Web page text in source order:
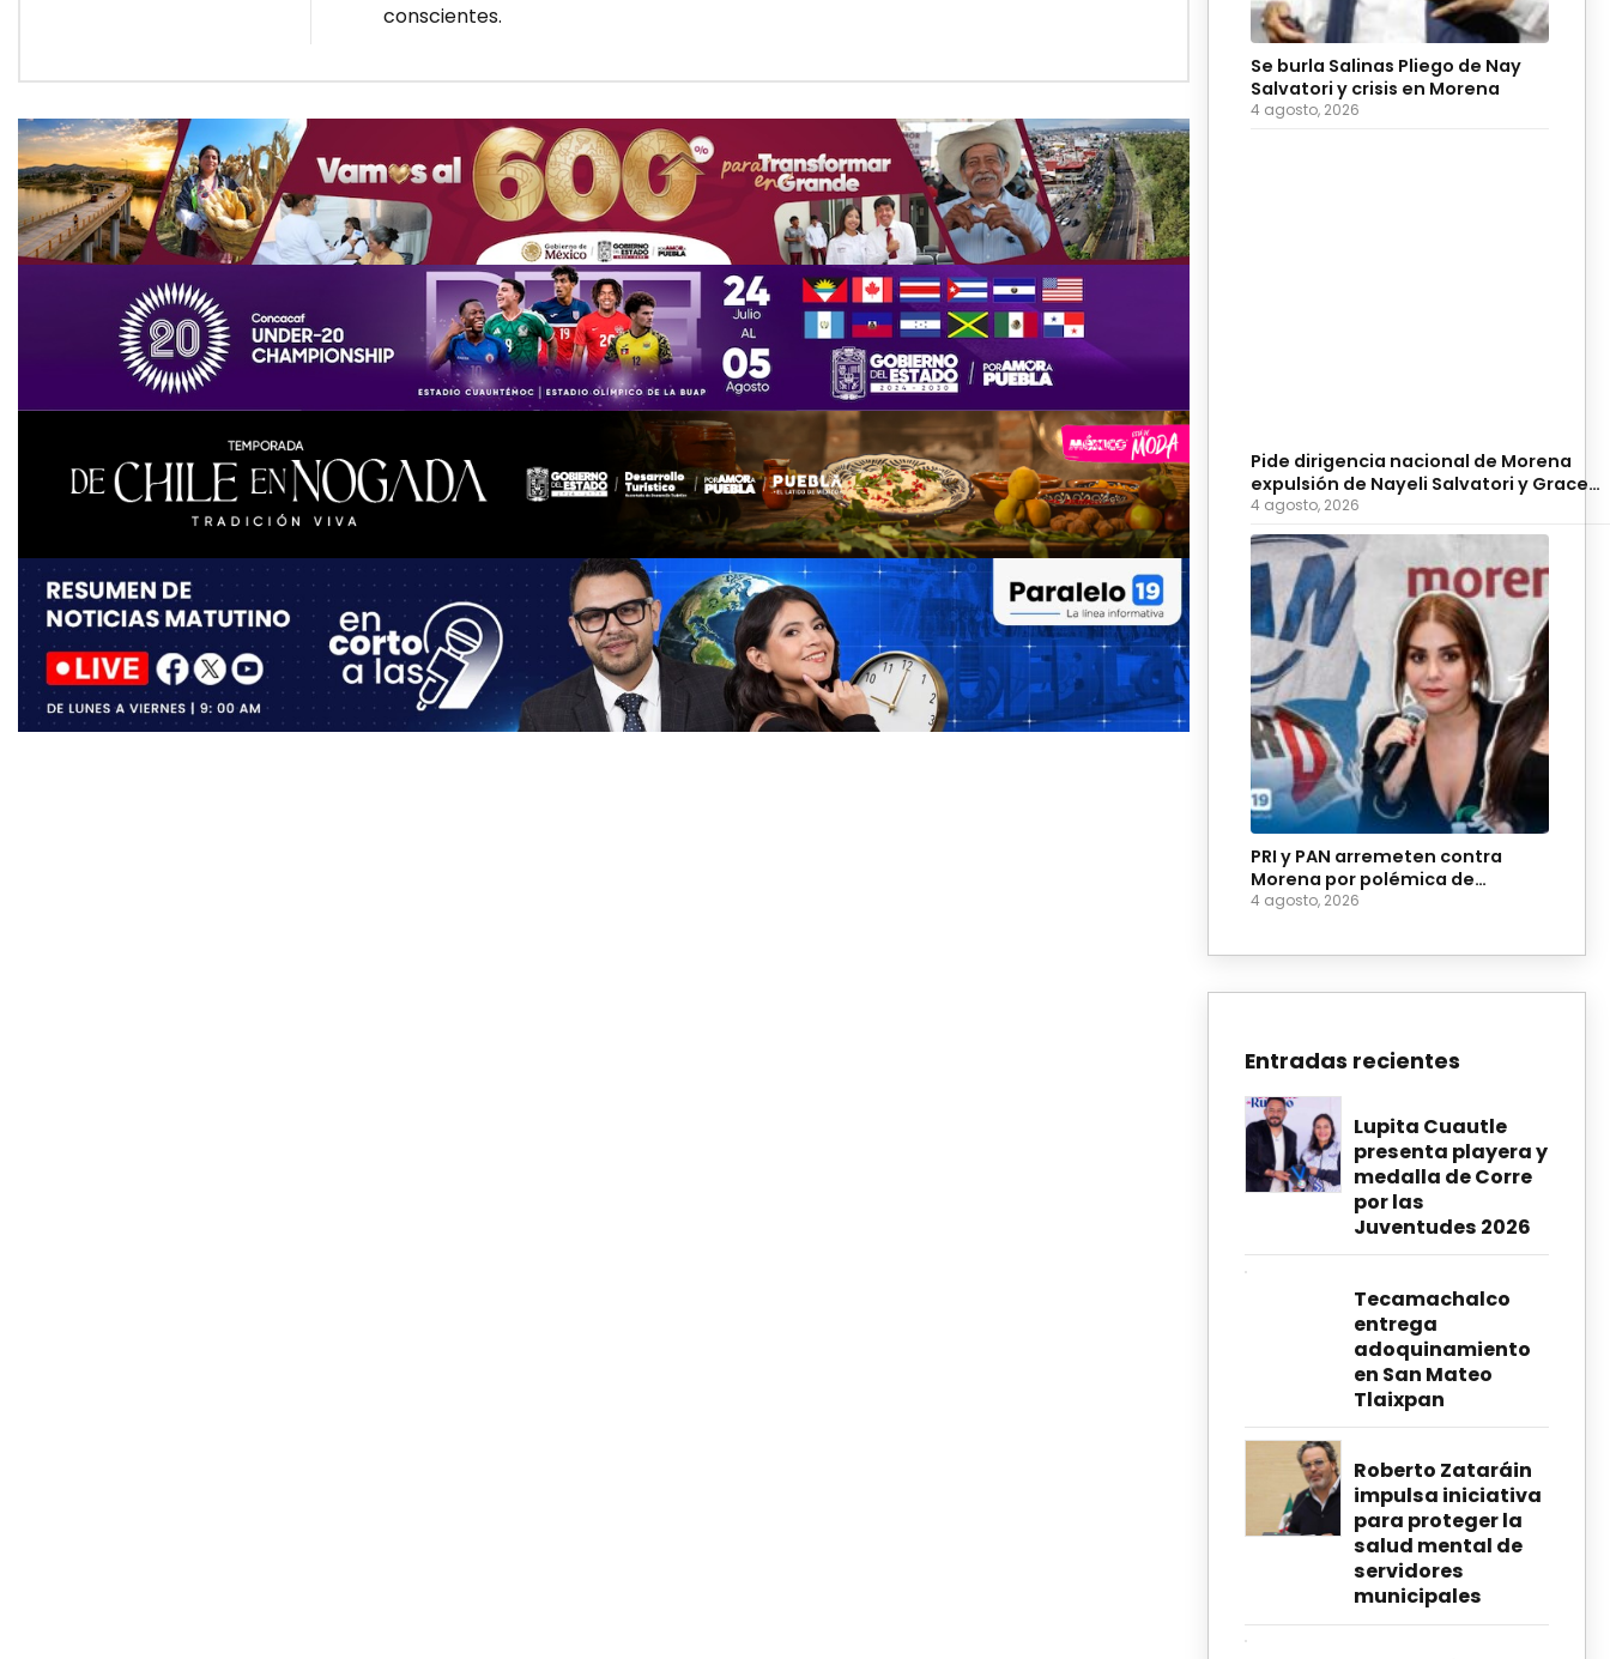
conscientes.
Se burla Salinas Pliego de Nay
Salvatori y crisis en Morena
4 agosto, 2026
Pide dirigencia nacional de Morena
expulsión de Nayeli Salvatori y Grace
Palomares
4 agosto, 2026
PRI y PAN arremeten contra
Morena por polémica de
diputadas sobre adultos
4 agosto, 2026
Entradas recientes
Lupita Cuautle
presenta playera y
medalla de Corre
por las
Juventudes 2026
Tecamachalco
entrega
adoquinamiento
en San Mateo
Tlaixpan
Roberto Zataráin
impulsa iniciativa
para proteger la
salud mental de
servidores
municipales